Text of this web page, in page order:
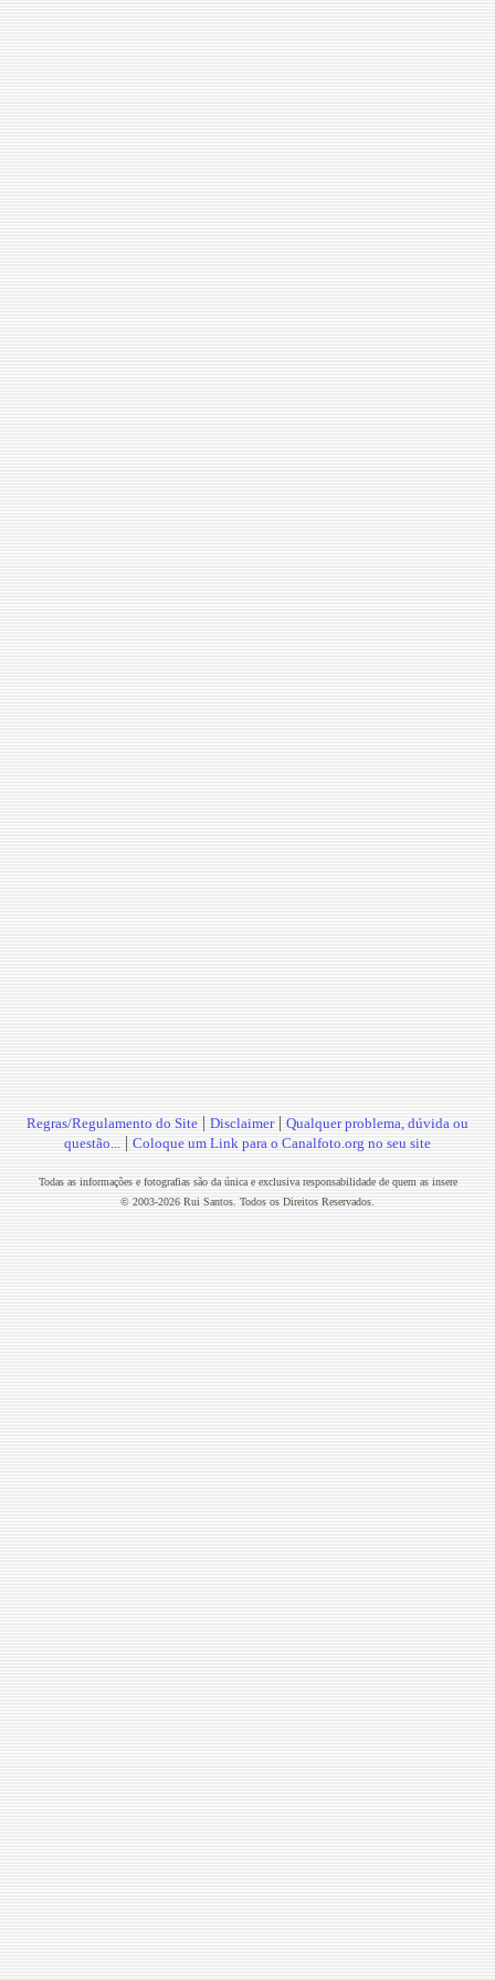
Regras/Regulamento do Site | Disclaimer| Qualquer problema, dúvida ou
questão... | Coloque um Link para o Canalfoto.org no seu site
Todas as informações e fotografias são da única e exclusiva responsabilidade de quem as insere
© 2003-2026 Rui Santos. Todos os Direitos Reservados.